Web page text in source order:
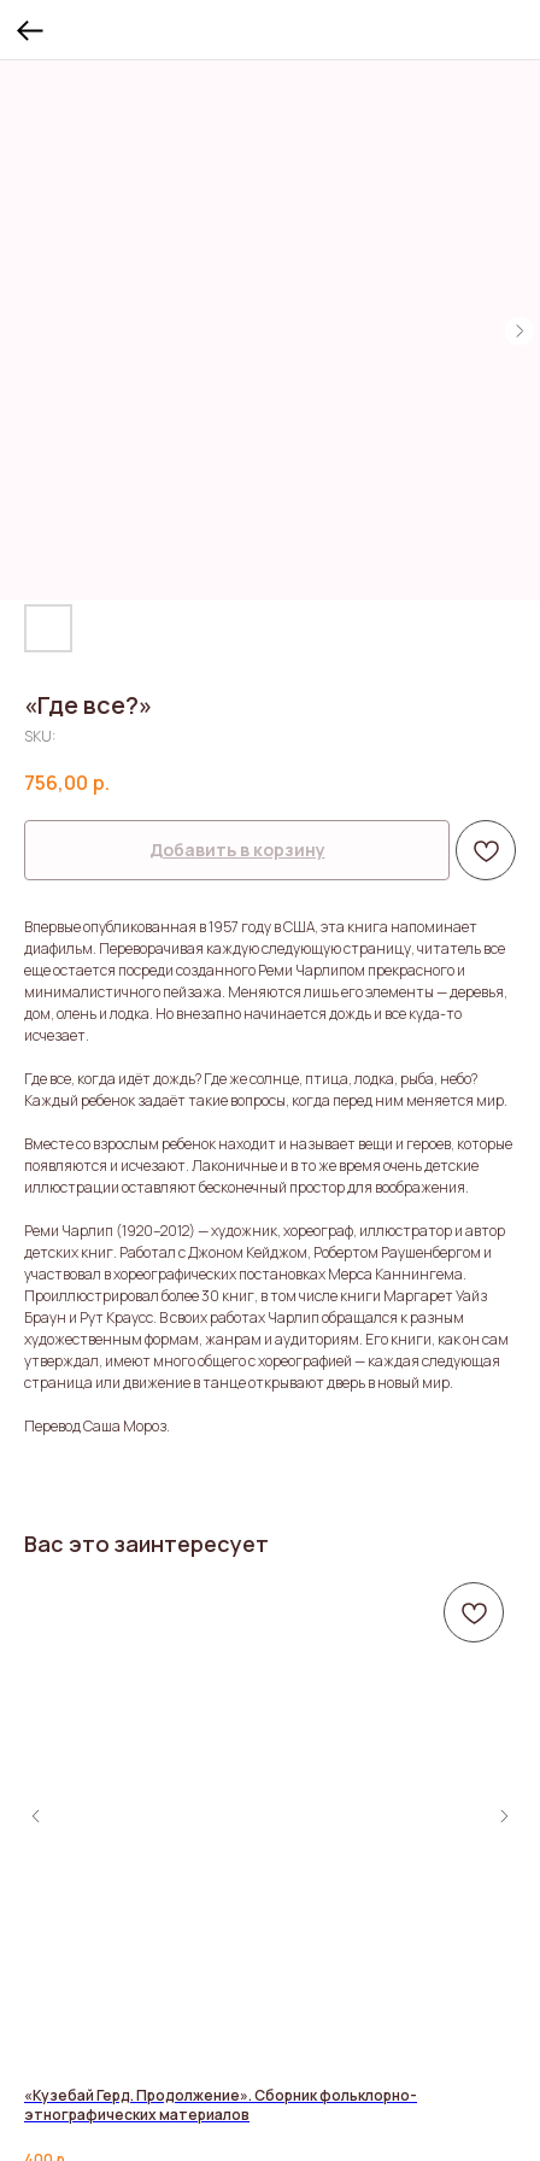
«Где все?»
SKU:
756,00 р.
Добавить в корзину
Впервые опубликованная в 1957 году в США, эта книга напоминает
диафильм. Переворачивая каждую следующую страницу, читатель все
еще остается посреди созданного Реми Чарлипом прекрасного и
минималистичного пейзажа. Меняются лишь его элементы — деревья,
дом, олень и лодка. Но внезапно начинается дождь и все куда-то
исчезает.
Где все, когда идёт дождь? Где же солнце, птица, лодка, рыба, небо?
Каждый ребенок задаёт такие вопросы, когда перед ним меняется мир.
Вместе со взрослым ребенок находит и называет вещи и героев, которые
появляются и исчезают. Лаконичные и в то же время очень детские
иллюстрации оставляют бесконечный простор для воображения.
Реми Чарлип (1920–2012) — художник, хореограф, иллюстратор и автор
детских книг. Работал с Джоном Кейджом, Робертом Раушенбергом и
участвовал в хореографических постановках Мерса Каннингема.
Проиллюстрировал более 30 книг, в том числе книги Маргарет Уайз
Браун и Рут Краусс. В своих работах Чарлип обращался к разным
художественным формам, жанрам и аудиториям. Его книги, как он сам
утверждал, имеют много общего с хореографией — каждая следующая
страница или движение в танце открывают дверь в новый мир.
Перевод Саша Мороз.
Вас это заинтересует
«Кузебай Герд. Продолжение». Сборник фольклорно-
этнографических материалов